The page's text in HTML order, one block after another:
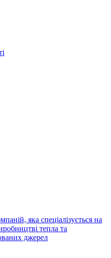
яка спеціалізується на
тепла та
джерел